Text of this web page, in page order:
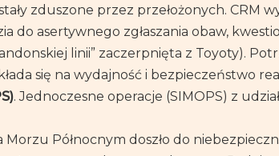
zduszone przez przełożonych. CRM
do asertywnego zgłaszania obaw,
linii” zaczerpnięta z Toyoty).
się na wydajność i bezpieczeństwo
. Jednoczesne operacje (SIMOPS) z
Północnym doszło do